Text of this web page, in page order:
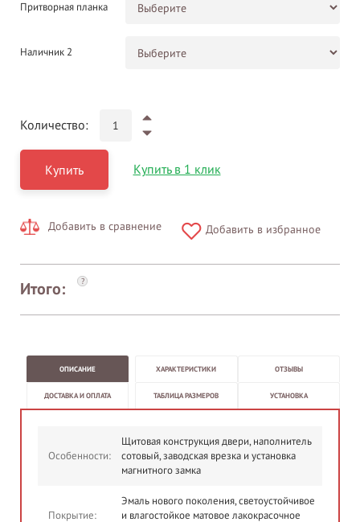
Притворная планка
Наличник 2
Количество:
Купить Купить в 1 клик
Добавить в сравнение Добавить в избранное
Итого: ?
ОПИСАНИЕ ХАРАКТЕРИСТИКИ ОТЗЫВЫ
ДОСТАВКА И ОПЛАТА ТАБЛИЦА РАЗМЕРОВ УСТАНОВКА
Особенности:
Щитовая конструкция двери, наполнитель
сотовый, заводская врезка и установка
магнитного замка
Покрытие:
Эмаль нового поколения, светоустойчивое
и влагостойкое матовое лакокрасочное